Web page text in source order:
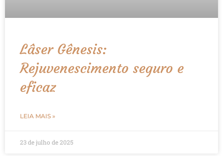
Lâser Gênesis:
Rejuvenescimento seguro e
eficaz
LEIA MAIS »
23 de julho de 2025